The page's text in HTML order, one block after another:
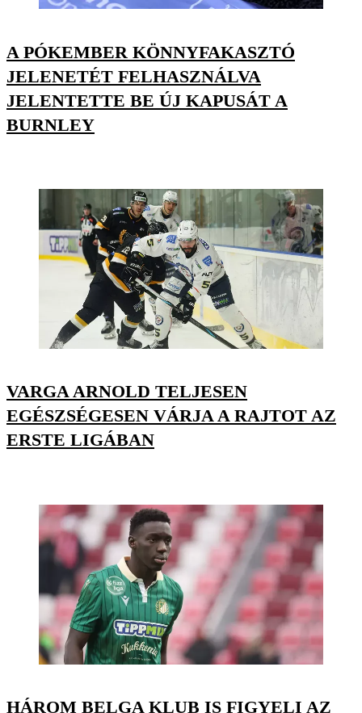
A PÓKEMBER KÖNNYFAKASZTÓ
JELENETÉT FELHASZNÁLVA
JELENTETTE BE ÚJ KAPUSÁT A
BURNLEY
VARGA ARNOLD TELJESEN
EGÉSZSÉGESEN VÁRJA A RAJTOT AZ
ERSTE LIGÁBAN
HÁROM BELGA KLUB IS FIGYELI AZ